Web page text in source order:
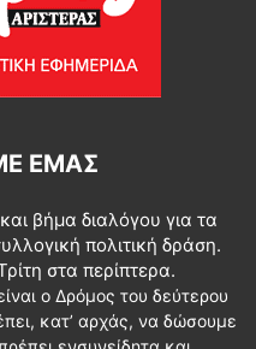
ΕΜΆΣ
βήμα διαλόγου για τα
πολιτική δράση.
στα περίπτερα.
ο Δρόμος του δεύτερου
κατ’ αρχάς, να δώσουμε